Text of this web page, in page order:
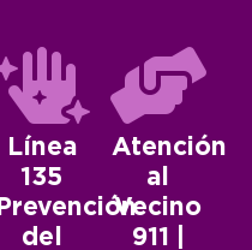
Línea
135
Prevención
del
Atención
al
Vecino
911 |